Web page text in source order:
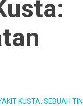
SEBUAH TINJAUAN